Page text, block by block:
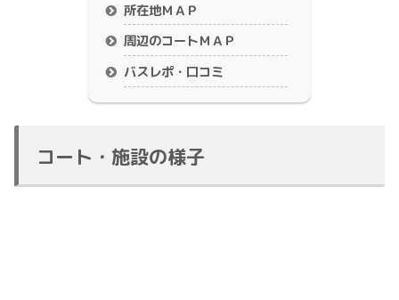
所在地ＭＡＰ
周辺のコートＭＡＰ
バスレポ・口コミ
コート・施設の様子